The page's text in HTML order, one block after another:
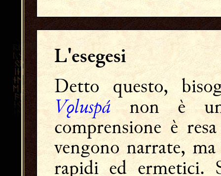
L'esegesi
Detto questo,
Vǫluspánon è un
comprensione è
vengono narrate,
rapidi ed ermetici.